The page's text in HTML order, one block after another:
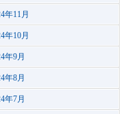
年11月
年10月
年9月
年8月
年7月